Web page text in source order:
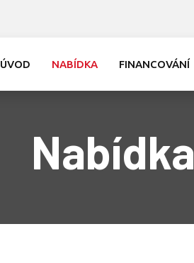
ÚVOD NABÍDKA FINANCOVÁNÍ
Nabídka